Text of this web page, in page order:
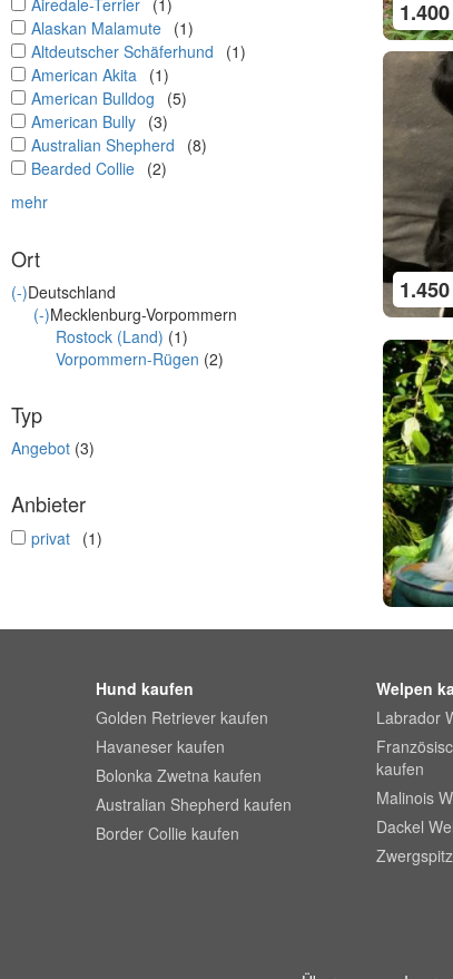
Airedale-Terrier (1)
undefined
Alaskan Malamute (1)
undefined
Altdeutscher Schäferhund
(1)
undefined
American Akita (1)
undefined
American Bulldog
(5)
undefined
American Bully (3)
undefined
Australian Shepherd
(8)
undefined
Bearded Collie (2)
mehr
Ort
(-)Deutschland
(-)Mecklenburg-Vorpommern
Rostock (Land) (1)
Vorpommern-Rügen (2)
Typ
Angebot (3)
Anbieter
undefined
privat (1)
Hund kaufen
Golden Retriever kaufen
Havaneser kaufen
Bolonka Zwetna kaufen
Australian Shepherd kaufen
Border Collie kaufen
Welpen
Labrador
kaufen
Malinois
Dackel